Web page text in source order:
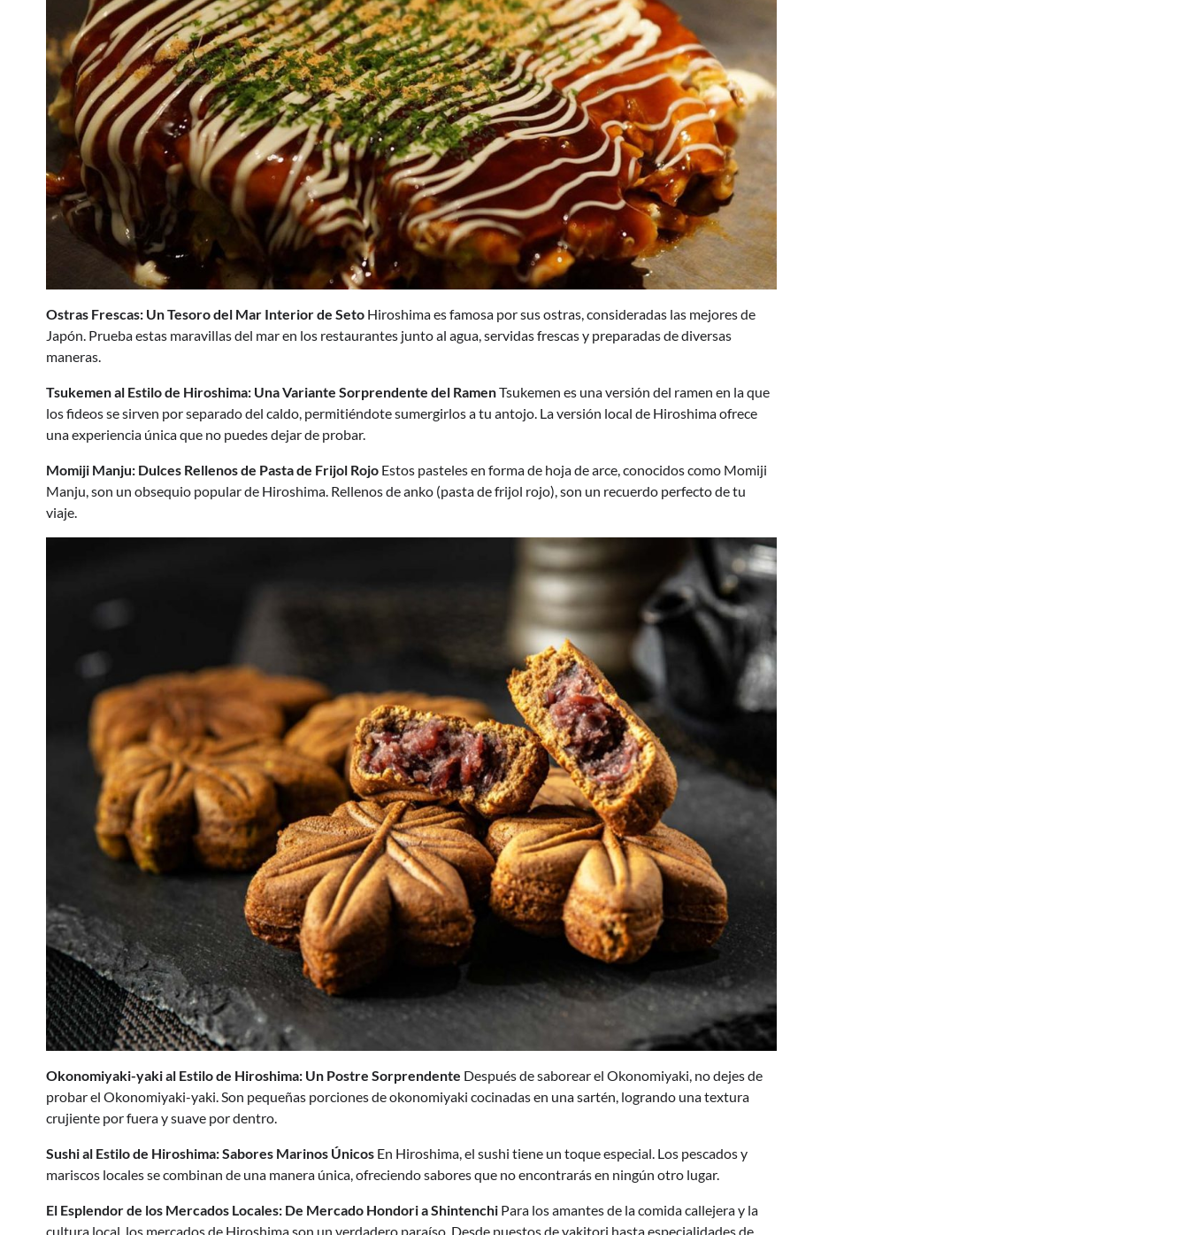
Ostras Frescas: Un Tesoro del Mar Interior de Seto Hiroshima es famosa por sus ostras, consideradas las mejores de
Japón. Prueba estas maravillas del mar en los restaurantes junto al agua, servidas frescas y preparadas de diversas
maneras.
Tsukemen al Estilo de Hiroshima: Una Variante Sorprendente del RamenTsukemen es una versión del ramen en la que
los fideos se sirven por separado del caldo, permitiéndote sumergirlos a tu antojo. La versión local de Hiroshima ofrece
una experiencia única que no puedes dejar de probar.
Momiji Manju: Dulces Rellenos de Pasta de Frijol Rojo Estos pasteles en forma de hoja de arce, conocidos como Momiji
Manju, son un obsequio popular de Hiroshima. Rellenos de anko (pasta de frijol rojo), son un recuerdo perfecto de tu
viaje.
Okonomiyaki-yaki al Estilo de Hiroshima: Un Postre Sorprendente Después de saborear el Okonomiyaki, no dejes de
probar el Okonomiyaki-yaki. Son pequeñas porciones de okonomiyaki cocinadas en una sartén, logrando una textura
crujiente por fuera y suave por dentro.
Sushi al Estilo de Hiroshima: Sabores Marinos Únicos En Hiroshima, el sushi tiene un toque especial. Los pescados y
mariscos locales se combinan de una manera única, ofreciendo sabores que no encontrarás en ningún otro lugar.
El Esplendor de los Mercados Locales: De Mercado Hondori a Shintenchi Para los amantes de la comida callejera y la
cultura local, los mercados de Hiroshima son un verdadero paraíso. Desde puestos de yakitori hasta especialidades de